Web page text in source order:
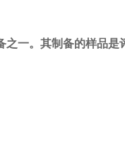
一。其制备的样品是